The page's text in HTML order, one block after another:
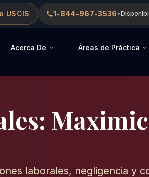
USCIS 1-844-967-3536 •
Acerca De Áreas de Práctica
laborales, negligencia y